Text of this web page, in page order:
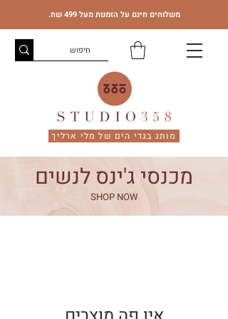
משלוחים חינם על הזמנות מעל 499 שח.
מותג בגדי הים של מלי ארליך
מכנסי ג'ינס לנשים
SHOP NOW